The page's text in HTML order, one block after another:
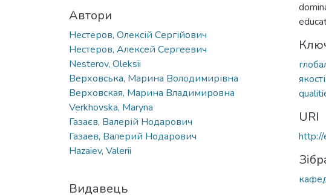
Автори
Нестеров, Олексій Сергійович
Нестеров, Алексей Сергеевич
Nesterov, Oleksii
Верховська, Марина Володимирівна
Верховская, Марина Владимировна
Verkhovska, Maryna
Газаєв, Валерій Нодарович
Газаев, Валерий Нодарович
Hazaiev, Valerii
Видавець
якості,
URI